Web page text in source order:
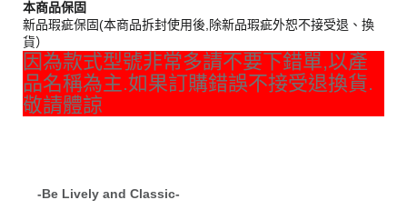
本商品保固
新品瑕疵保固(本商品拆封使用後,除新品瑕疵外恕不接受退、換
貨）
因為款式型號非常多請不要下錯單,以產
品名稱為主.如果訂購錯誤不接受退換貨.
敬請體諒
-Be Lively and Classic-